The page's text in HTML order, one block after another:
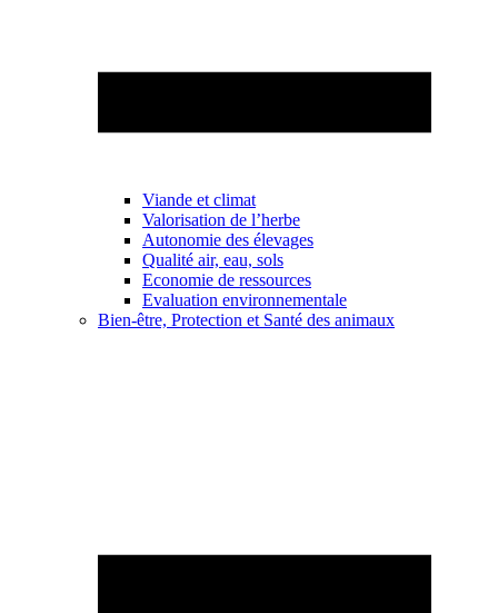
Viande et climat
Valorisation de l’herbe
Autonomie des élevages
Qualité air, eau, sols
Economie de ressources
Evaluation environnementale
Bien-être, Protection et Santé des animaux